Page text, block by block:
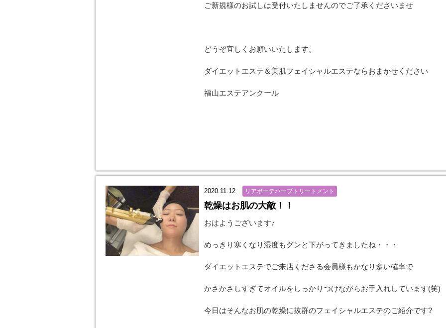
ご新規様のお試しは受付いたしませんのでご了承くださいませ
どうぞ宜しくお願いいたします。
ダイエットエステ＆美肌フェイシャルエステならおまかせください
福山エステアンクール
2020.11.12 リアボーテハーブトリートメント
乾燥はお肌の大敵！！
おはようございます♪
めっきり寒くなり湿度もグンと下がってきましたね・・・
ダイエットエステでご来店くださる会員様もかなり多い確率で
かさかさしすぎてオイルをしっかりつけながらお手入れしています(笑)
今日はそんなお肌の乾燥に抜群のフェイシャルエステのご紹介です?